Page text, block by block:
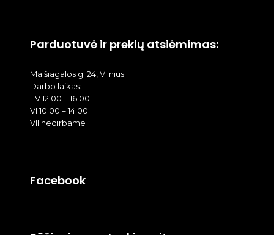
Parduotuvė ir prekių atsiėmimas:
Maišiagalos g. 24, Vilnius
Darbo laikas:
I-V 12:00 – 16:00
VI 10:00 – 14:00
VII nedirbame
Facebook